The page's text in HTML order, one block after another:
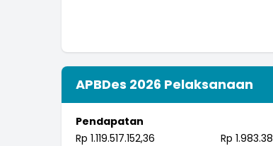
APBDes 2026 Pelaksanaan
Pendapatan
Rp 1.119.517.152,36
Rp